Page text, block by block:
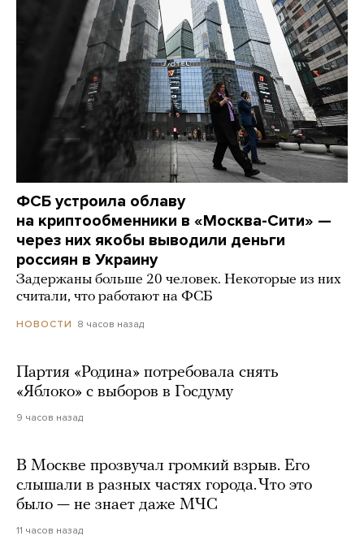
ФСБ устроила облаву
на криптообменники в «Москва-Сити» —
через них якобы выводили деньги
россиян в Украину
Задержаны больше 20 человек. Некоторые из них
считали, что работают на ФСБ
НОВОСТИ 8 часов назад
Партия «Родина» потребовала снять
«Яблоко» с выборов в Госдуму
9 часов назад
В Москве прозвучал громкий взрыв. Его
слышали в разных частях города. Что это
было — не знает даже МЧС
11 часов назад